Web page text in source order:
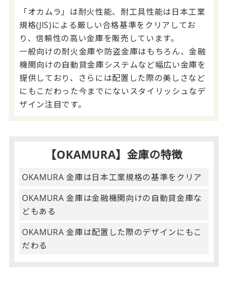
「オカムラ」は耐火性能、耐工具性能は日本工業
規格(JIS)による厳しい合格基準をクリアしてお
り、信頼性の高い金庫を販売しています。
一般向けの耐火金庫や防盗金庫はもちろん、金融
機関向けの自動貸金庫システムなど幅広い金庫を
提供しており、さらには配置した際の美しさなど
にもこだわった今までにないスタイリッシュなデ
ザイン注目です。
【OKAMURA】金庫の特徴
OKAMURA 金庫は日本工業規格の基準をクリア
OKAMURA 金庫は金融機関向けの自動貸金庫な
どもある
OKAMURA 金庫は配置した際のデザインにもこ
だわる